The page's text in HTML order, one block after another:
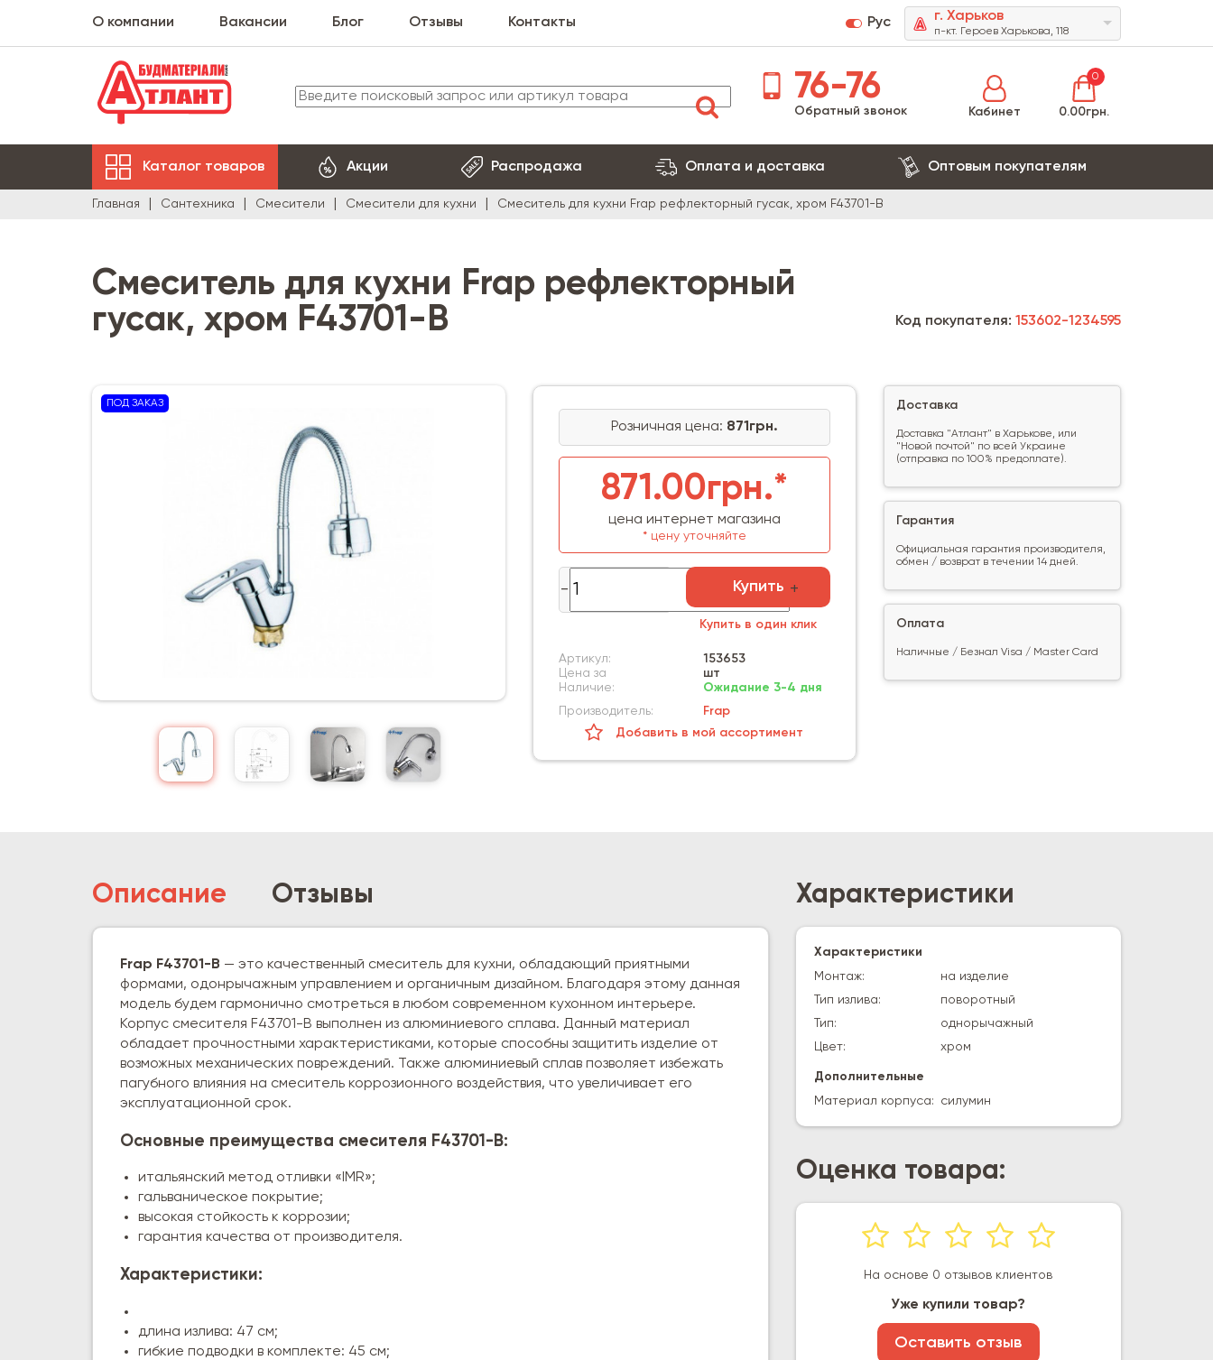
О компании Вакансии Блог Отзывы Контакты Рус г. Харьков
п-кт. Героев Харькова, 118
76-76
Обратный звонок Кабинет
0
0.00грн.
Каталог товаров Акции Распродажа Оплата и доставка Оптовым покупателям
Главная Сантехника Смесители Смесители для кухни Смеситель для кухни Frap рефлекторный гусак, хром F43701-B
Смеситель для кухни Frap рефлекторный
гусак, хром F43701-B
ПОД ЗАКАЗ
Розничная цена: 871грн.
871.00грн.*
цена интернет магазина
* цену уточняйте
Купить
Купить в один клик
Артикул:
153653
Цена за
шт
Наличие:
Ожидание 3-4 дня
Производитель:
Frap
Добавить в мой ассортимент
Код покупателя: 153602-1234595
Доставка
Доставка "Атлант" в Харькове, или
"Новой почтой" по всей Украине
(отправка по 100% предоплате).
Гарантия
Официальная гарантия производителя,
обмен / возврат в течении 14 дней.
Оплата
Наличные / Безнал Visa / Master Card
Описание Отзывы
Frap F43701-B — это качественный смеситель для кухни, обладающий приятными
формами, одонрычажным управлением и органичным дизайном. Благодаря этому данная
модель будем гармонично смотреться в любом современном кухонном интерьере.
Корпус смесителя F43701-B выполнен из алюминиевого сплава. Данный материал
обладает прочностными характеристиками, которые способны защитить изделие от
возможных механических повреждений. Также алюминиевый сплав позволяет избежать
пагубного влияния на смеситель коррозионного воздействия, что увеличивает его
эксплуатационной срок.
Основные преимущества смесителя F43701-B:
итальянский метод отливки «IMR»;
гальваническое покрытие;
высокая стойкость к коррозии;
гарантия качества от производителя.
Характеристики:
длина излива: 47 см;
гибкие подводки в комплекте: 45 см;
Характеристики
Характеристики
Монтаж:
на изделие
Тип излива:
поворотный
Тип:
однорычажный
Цвет:
хром
Дополнительные
Материал корпуса:
силумин
Оценка товара:
На основе 0 отзывов клиентов
Уже купили товар?
Оставить отзыв